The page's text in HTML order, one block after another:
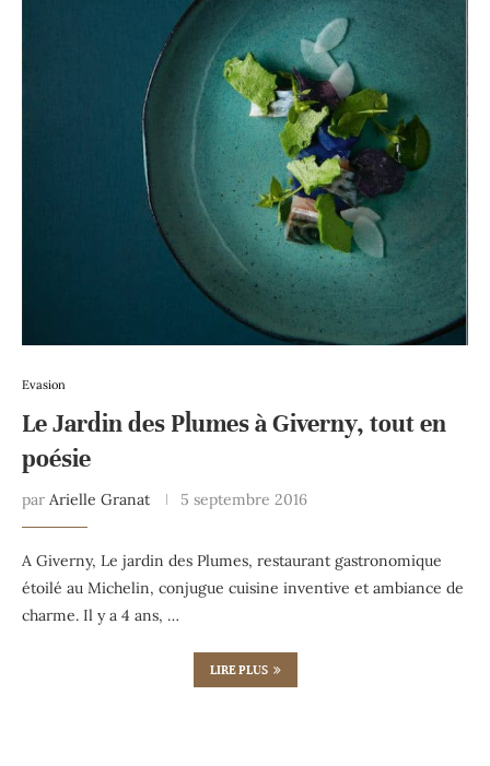
Evasion
Le Jardin des Plumes à Giverny, tout en
poésie
par Arielle Granat 5 septembre 2016
A Giverny, Le jardin des Plumes, restaurant gastronomique
étoilé au Michelin, conjugue cuisine inventive et ambiance de
charme. Il y a 4 ans, …
LIRE PLUS